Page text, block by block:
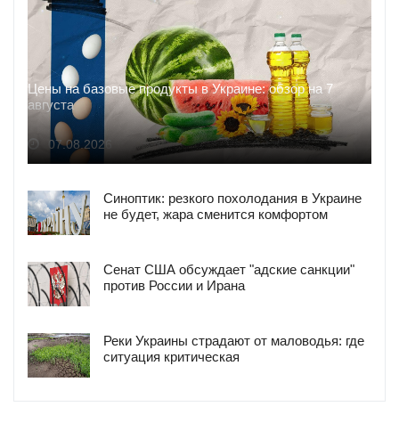
Цены на базовые продукты в Украине: обзор на 7
августа
07.08.2026
Синоптик: резкого похолодания в Украине
не будет, жара сменится комфортом
Сенат США обсуждает "адские санкции"
против России и Ирана
Реки Украины страдают от маловодья: где
ситуация критическая